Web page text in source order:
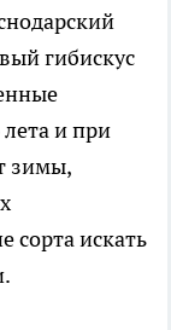
гибискус
и при
зимы,
сорта искать